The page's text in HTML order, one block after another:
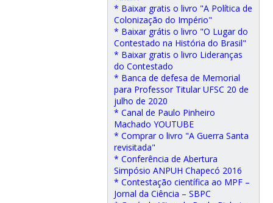
* Baixar gratis o livro "A Política de
Colonização do Império"
* Baixar grátis o livro "O Lugar do
Contestado na História do Brasil"
* Baixar gratis o livro Lideranças
do Contestado
* Banca de defesa de Memorial
para Professor Titular UFSC 20 de
julho de 2020
* Canal de Paulo Pinheiro
Machado YOUTUBE
* Comprar o livro "A Guerra Santa
revisitada"
* Conferência de Abertura
Simpósio ANPUH Chapecó 2016
* Contestação científica ao MPF –
Jornal da Ciência – SBPC